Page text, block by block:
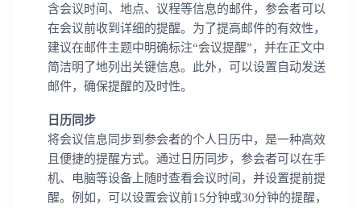
含会议时间、地点、议程等信息的邮件，参会者可以
在会议前收到详细的提醒。为了提高邮件的有效性，
建议在邮件主题中明确标注“会议提醒”，并在正文中
简洁明了地列出关键信息。此外，可以设置自动发送
邮件，确保提醒的及时性。
日历同步
将会议信息同步到参会者的个人日历中，是一种高效
且便捷的提醒方式。通过日历同步，参会者可以在手
机、电脑等设备上随时查看会议时间，并设置提前提
醒。例如，可以设置会议前15分钟或30分钟的提醒，